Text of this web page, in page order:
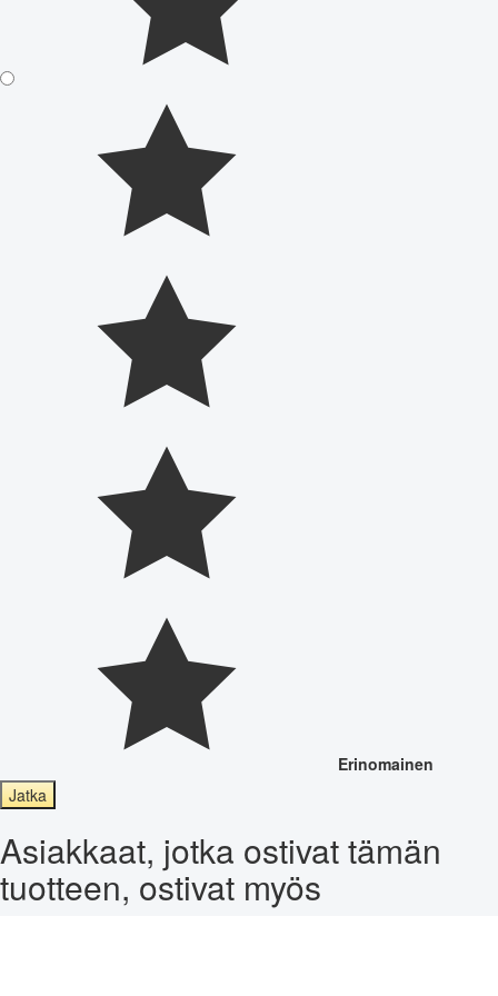
Erinomainen
Jatka
Asiakkaat, jotka ostivat tämän
tuotteen, ostivat myös